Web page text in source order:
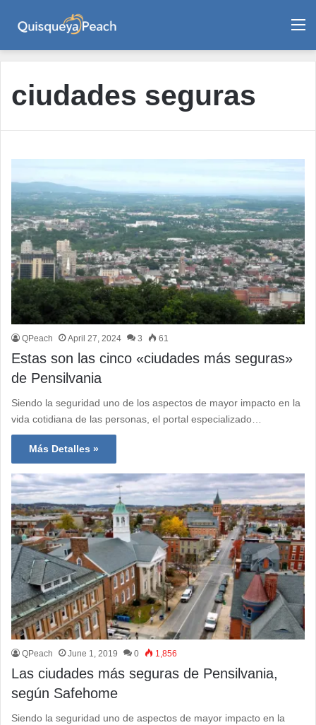
ciudades seguras
QPeach April 27, 2024 3 61
Estas son las cinco «ciudades más seguras»
de Pensilvania
Siendo la seguridad uno de los aspectos de mayor impacto en la
vida cotidiana de las personas, el portal especializado…
Más Detalles »
QPeach June 1, 2019 0 1,856
Las ciudades más seguras de Pensilvania,
según Safehome
Siendo la seguridad uno de aspectos de mayor impacto en la